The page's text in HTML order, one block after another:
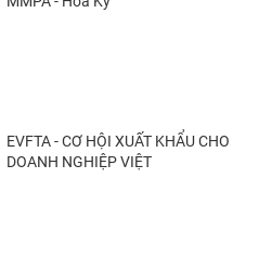
EVFTA - CƠ HỘI XUẤT KHẨU CHO
DOANH NGHIỆP VIỆT